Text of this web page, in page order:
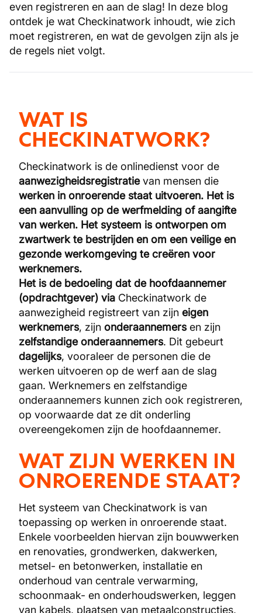
even registreren en aan de slag! In deze blog
ontdek je wat Checkinatwork inhoudt, wie zich
moet registreren, en wat de gevolgen zijn als je
de regels niet volgt.
WAT IS
CHECKINATWORK?
Checkinatwork is de onlinedienst voor de
aanwezigheidsregistratievan mensen die
werken in onroerende staat uitvoeren. Het is
een aanvulling op de werfmelding of aangifte
van werken. Het systeem is ontworpen om
zwartwerk te bestrijden en om een veilige en
gezonde werkomgeving te creëren voor
werknemers.
Het is de bedoeling dat de hoofdaannemer
(opdrachtgever) via Checkinatwork de
aanwezigheid registreert van zijn eigen
werknemers, zijn onderaannemersen zijn
zelfstandige onderaannemers. Dit gebeurt
dagelijks, vooraleer de personen die de
werken uitvoeren op de werf aan de slag
gaan. Werknemers en zelfstandige
onderaannemers kunnen zich ook registreren,
op voorwaarde dat ze dit onderling
overeengekomen zijn de hoofdaannemer.
WAT ZIJN WERKEN IN
ONROERENDE STAAT?
Het systeem van Checkinatwork is van
toepassing op werken in onroerende staat.
Enkele voorbeelden hiervan zijn bouwwerken
en renovaties, grondwerken, dakwerken,
metsel- en betonwerken, installatie en
onderhoud van centrale verwarming,
schoonmaak- en onderhoudswerken, leggen
van kabels, plaatsen van metaalconstructies,